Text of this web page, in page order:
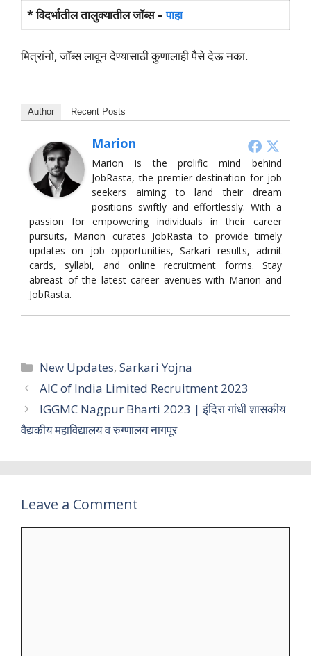
* विदर्भातील तालुक्यातील जॉब्स –पाहा
मित्रांनो, जॉब्स लावून देण्यासाठी कुणालाही पैसे देऊ नका.
Author Recent Posts
Marion
Marion is the prolific mind behind
JobRasta, the premier destination for job
seekers aiming to land their dream
positions swiftly and effortlessly. With a
passion for empowering individuals in their career
pursuits, Marion curates JobRasta to provide timely
updates on job opportunities, Sarkari results, admit
cards, syllabi, and online recruitment forms. Stay
abreast of the latest career avenues with Marion and
JobRasta.
Categories
New Updates,Sarkari Yojna
AIC of India Limited Recruitment 2023
IGGMC Nagpur Bharti 2023 | इंदिरा गांधी शासकीय
वैद्यकीय महाविद्यालय व रुग्णालय नागपूर
Leave a Comment